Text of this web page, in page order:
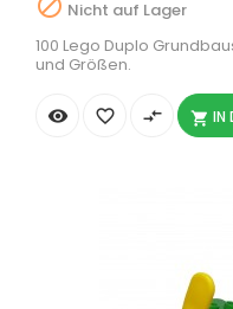
 Nicht auf Lager
100 Lego Duplo
und Größen.
  compare_arrows  IN